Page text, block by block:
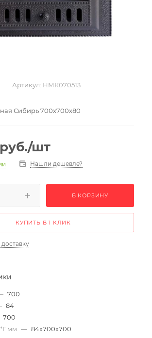
Артикул: НМК070513
Сибирь 700х700х80
руб./шт
Нашли дешевле?
В КОРЗИНУ
КУПИТЬ В 1 КЛИК
доставку
700
84
700
мм — 84х700х700